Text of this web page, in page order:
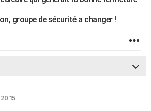
groupe de sécurité a changer !